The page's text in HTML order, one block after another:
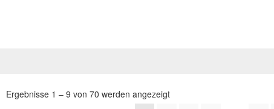
Ergebnisse 1 – 9 von 70 werden angezeigt